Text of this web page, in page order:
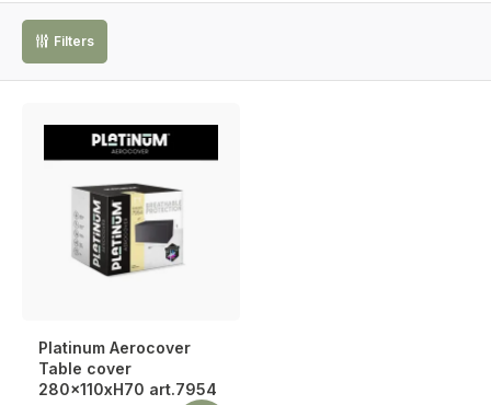
Filters
Platinum Aerocover
Table cover
280x110xH70 art.7954